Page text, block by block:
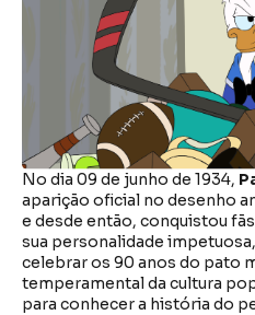
No dia 09 de junho de 1934,
aparição oficial no desenho
e desde então, conquistou
sua personalidade
celebrar os 90 anos do pato
temperamental da cultura
para conhecer a história do